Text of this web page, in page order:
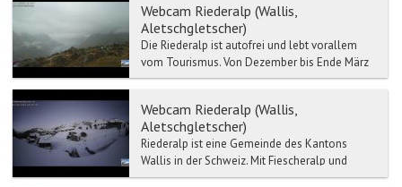
Webcam Riederalp (Wallis,
Aletschgletscher)
Die Riederalp ist autofrei und lebt vorallem
vom Tourismus. Von Dezember bis Ende März
stehen den Wintersportlern rund 104 km Pisten
Webcam Riederalp (Wallis,
Aletschgletscher)
Riederalp ist eine Gemeinde des Kantons
Wallis in der Schweiz. Mit Fiescheralp und
Bettmeralp ist die Riederalp Teil des